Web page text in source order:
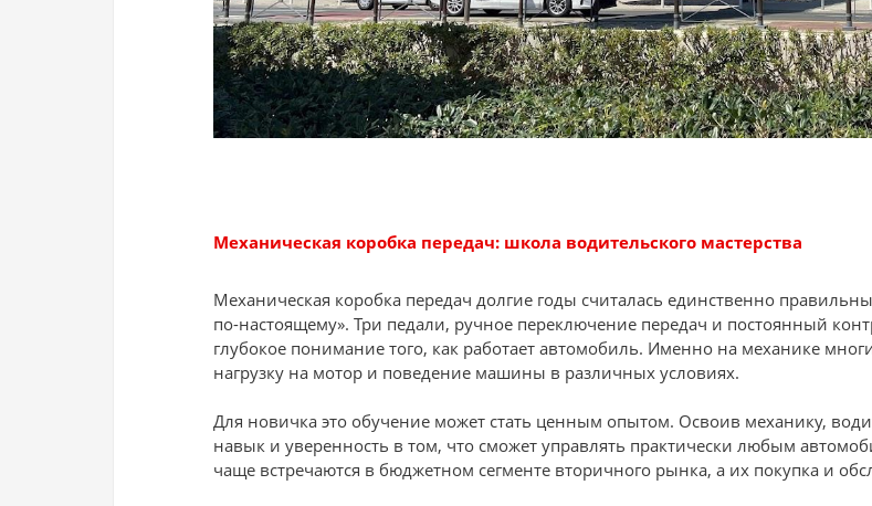
Механическая коробка передач: школа водительского мастерства
Механическая коробка передач долгие годы считалась единственно
по-настоящему». Три педали, ручное переключение передач и постоянный
глубокое понимание того, как работает автомобиль. Именно на механике
нагрузку на мотор и поведение машины в различных условиях.
Для новичка это обучение может стать ценным опытом. Освоив механику,
навык и уверенность в том, что сможет управлять практически любым
чаще встречаются в бюджетном сегменте вторичного рынка, а их покупка и